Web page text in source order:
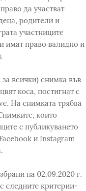
да участват
родители и
участниците
имат право валидно и
всички) снимка във
коса, постигнат с
На снимката трябва
които
с публикуването
и Instagram
на 02.09.2020 г.
следните критерии-